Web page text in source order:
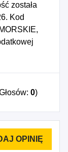
została
Kod
to: 4686Z
0)